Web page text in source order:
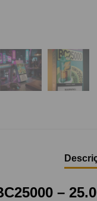
–